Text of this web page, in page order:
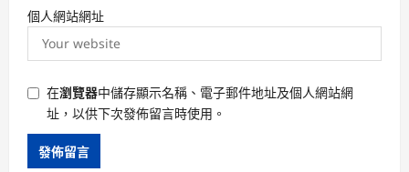
個人網站網址
在瀏覽器中儲存顯示名稱、電子郵件地址及個人網站網
址，以供下次發佈留言時使用。